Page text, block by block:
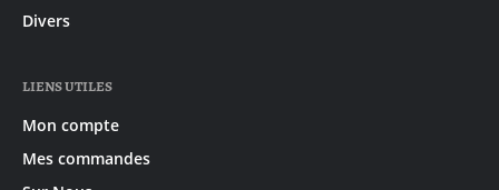
Divers
LIENS UTILES
Mon compte
Mes commandes